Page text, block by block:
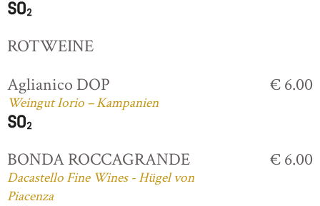
ROTWEINE
Aglianico DOP
Weingut Iorio – Kampanien
€ 6.00
BONDA ROCCAGRANDE
Dacastello Fine Wines - Hügel von
Piacenza
€ 6.00